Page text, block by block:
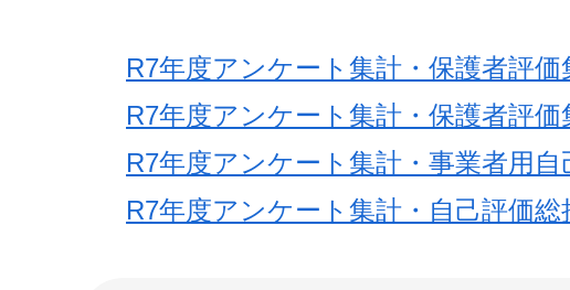
R7年度アンケート集計・保護者評価
R7年度アンケート集計・保護者評価
R7年度アンケート集計・事業者用自
R7年度アンケート集計・自己評価総